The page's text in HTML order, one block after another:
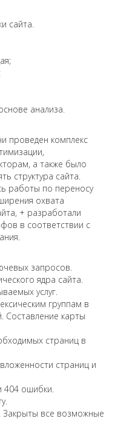
сайта.
анализа.
проведен комплекс
а также было
структура сайта.
работы по переносу
охвата
+ разработали
в соответствии с
запросов.
ядра сайта.
услуг.
группам в
Составление карты
страниц в
страниц и
404 ошибки.
все возможные